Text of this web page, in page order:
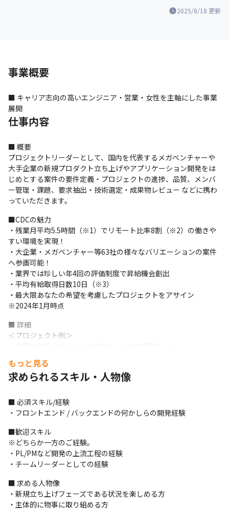
2025/8/18 更新
事業概要
■ キャリア志向の高いエンジニア・営業・女性を主軸にした事業
展開
仕事内容
■ 概要
プロジェクトリーダーとして、国内を代表するメガベンチャーや
大手企業の新規プロダクト立ち上げやアプリケーション開発をは
じめとする案件の要件定義・プロジェクトの進捗、品質、メンバ
ー管理・課題、要求抽出・技術選定・成果物レビュー などに携わ
っていただきます。
■CDCの魅力
・残業月平均5.5時間（※1）でリモート比率8割（※2）の働きや
すい環境を実現！
・大企業・メガベンチャー等63社の様々なバリエーションの案件
へ参画可能！
・業界では珍しい年4回の評価制度で昇給機会創出
・平均有給取得日数10日（※3）
・最大限あなたの希望を考慮したプロジェクトをアサイン
※2024年1月時点
■ 詳細
＜プロジェクト例＞
・開発における要件定義
・詳細仕様打ち合わせに関するオペレーション
・設計、実装
人材エージェント社内システム開発部門のPL ◎業務内容 ・担当
役員や事業部長との打ち合わせによる課題、要求抽出 ・プロジェ
クトの進捗、品質、メンバー管理 ・プロジェクトの完了対応、保
守運用
◎開発環境
・言語 ： PHP (Laravel)、Python (Django)、Golang、
JavaScript (Vue.js, React.js, TypeScript)
・クラウド：SaaS / AWS (EC2, ECS, ALB, RDS, Lambda, … 等)、
もっと見る
求められるスキル・人物像
■ 必須スキル/経験
・フロントエンド / バックエンドの何かしらの開発経験
■歓迎スキル
※どちらか一方のご経験。
・PL/PMなど開発の上流工程の経験
・チームリーダーとしての経験
■ 求める人物像
・新規立ち上げフェーズである状況を楽しめる方
・主体的に物事に取り組める方